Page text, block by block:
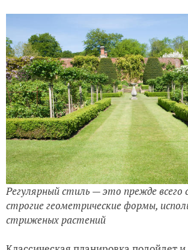
Регулярный стиль — это прежде
строгие геометрические формы,
стриженых растений